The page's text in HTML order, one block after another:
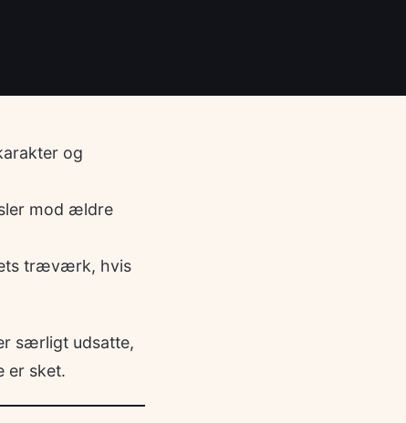
og
mod ældre
træværk, hvis
særligt udsatte,
er sket.